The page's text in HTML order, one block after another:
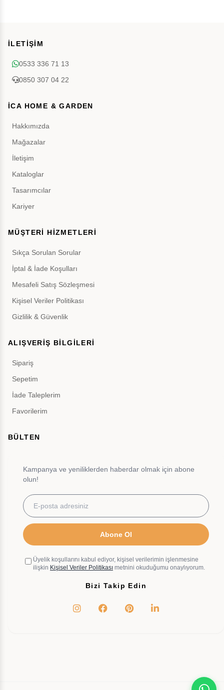
İLETİŞİM
0533 336 71 13
0850 307 04 22
İCA HOME & GARDEN
Hakkımızda
Mağazalar
İletişim
Kataloglar
Tasarımcılar
Kariyer
MÜŞTERİ HİZMETLERİ
Sıkça Sorulan Sorular
İptal & İade Koşulları
Mesafeli Satış Sözleşmesi
Kişisel Veriler Politikası
Gizlilik & Güvenlik
ALIŞVERİŞ BİLGİLERİ
Sipariş
Sepetim
İade Taleplerim
Favorilerim
BÜLTEN
Kampanya ve yeniliklerden haberdar olmak için abone
olun!
Abone Ol
Üyelik koşullarını kabul ediyor, kişisel verilerimin işlenmesine
ilişkin Kişisel Veriler Politikası metnini okuduğumu onaylıyorum.
Bizi Takip Edin